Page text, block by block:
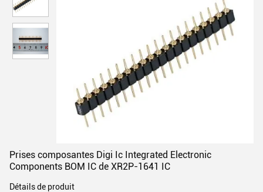
Prises composantes Digi Ic Integrated Electronic
Components BOM IC de XR2P-1641 IC
Détails de produit